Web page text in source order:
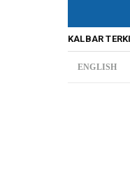
KALBAR
Penyerahan Hadiah U12
ENGLISH